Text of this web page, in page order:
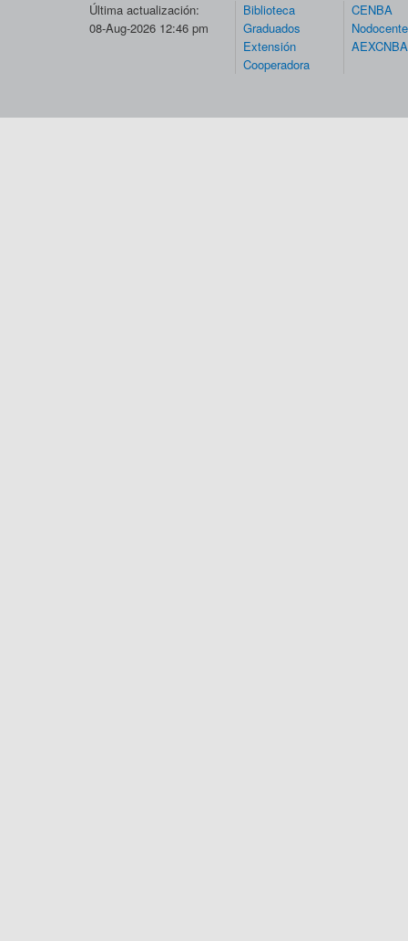
Última actualización:
08-Aug-2026 12:46 pm
Biblioteca
Graduados
Extensión
Cooperadora
CENBA
AEXCNBA